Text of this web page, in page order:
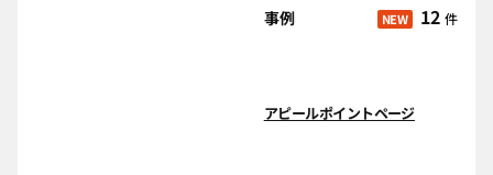
事例 NEW 12 件
アピールポイントページ